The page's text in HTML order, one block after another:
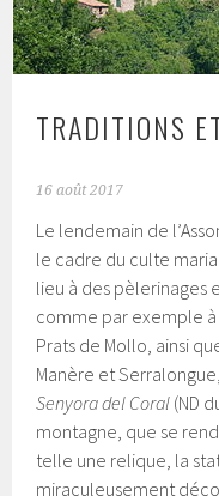
TRADITIONS
16 août 2017
Le lendemain de
le cadre du culte
lieu à des pèlerinages
comme par exemple à
Prats de Mollo, ainsi
Manère et
Senyora del Coral (ND
montagne, que se
telle une relique, la
miraculeusement